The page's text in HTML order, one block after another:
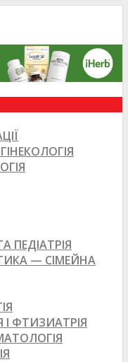
ПЕДІАТРІЯ
— СІМЕЙНА
ФТИЗИАТРІЯ